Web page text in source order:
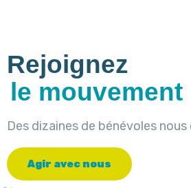
Rejoignez
le mouvement
Des dizaines de bénévoles
Agir avec nous